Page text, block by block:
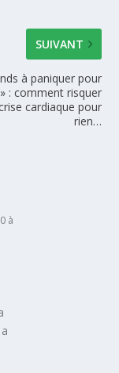
SUIVANT
à paniquer pour
: comment risquer
cardiaque pour
rien…
à